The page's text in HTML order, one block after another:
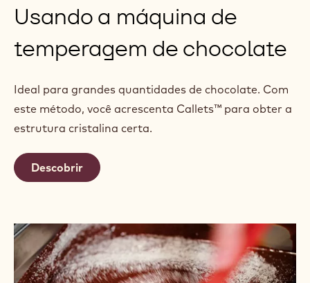
Usando a máquina de
temperagem de chocolate
Ideal para grandes quantidades de chocolate. Com
este método, você acrescenta Callets™ para obter a
estrutura cristalina certa.
Descobrir